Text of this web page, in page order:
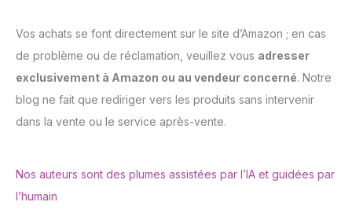
Vos achats se font directement sur le site d’Amazon ; en cas
de problème ou de réclamation, veuillez vous adresser
exclusivement à Amazon ou au vendeur concerné. Notre
blog ne fait que rediriger vers les produits sans intervenir
dans la vente ou le service après-vente.
Nos auteurs sont des plumes assistées par l’IA et guidées par
l’humain